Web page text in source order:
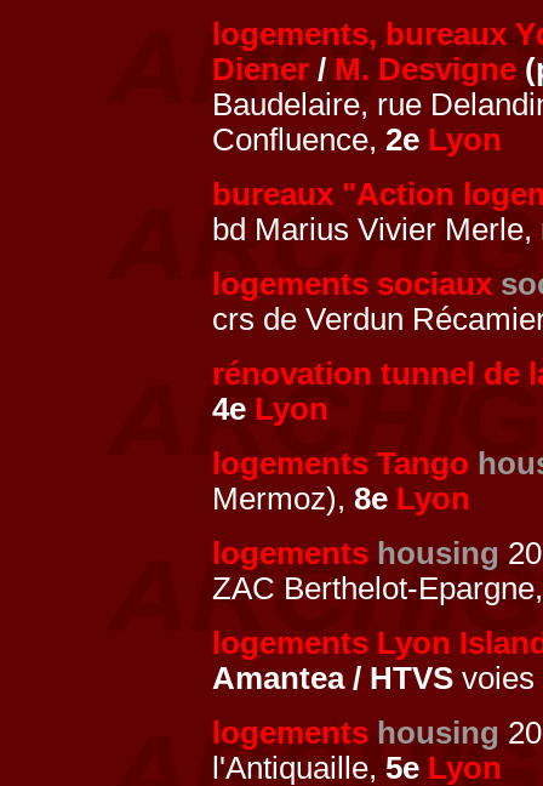
logements, bureaux
Diener / M. Desvigne
Baudelaire, rue
Confluence, 2e Lyon
bureaux "Action
bd Marius Vivier
logements sociaux
crs de Verdun
rénovation tunnel de
4e Lyon
logements Tango
Mermoz), 8e Lyon
logements housing
ZAC Berthelot-
logements Lyon
Amantea / HTVS
logements housing
l'Antiquaille, 5e Lyon